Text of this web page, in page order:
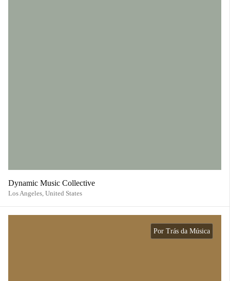
Dynamic Music Collective
Los Angeles, United States
Por Trás da Música